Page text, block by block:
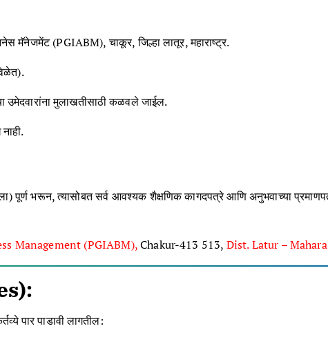
मॅनेजमेंट (PGIABM), चाकूर, जिल्हा लातूर, महाराष्ट्र.
.
उमेदवारांना मुलाखतीसाठी कळवले जाईल.
.
पूर्ण भरून, त्यासोबत सर्व आवश्यक शैक्षणिक कागदपत्रे आणि अनुभवाच्या
Management (PGIABM),Chakur-413 513, Dist. Latur –
पार पाडावी लागतील: